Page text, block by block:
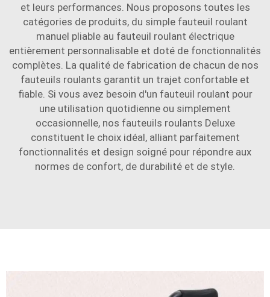
et leurs performances. Nous proposons toutes les
catégories de produits, du simple fauteuil roulant
manuel pliable au fauteuil roulant électrique
entièrement personnalisable et doté de fonctionnalités
complètes. La qualité de fabrication de chacun de nos
fauteuils roulants garantit un trajet confortable et
fiable. Si vous avez besoin d'un fauteuil roulant pour
une utilisation quotidienne ou simplement
occasionnelle, nos fauteuils roulants Deluxe
constituent le choix idéal, alliant parfaitement
fonctionnalités et design soigné pour répondre aux
normes de confort, de durabilité et de style.